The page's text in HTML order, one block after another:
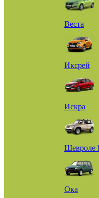
Веста
Иксрей
Искра
Шевроле
Ока